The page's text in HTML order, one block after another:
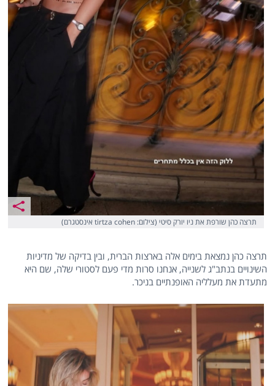
תרצה כהן שורפת את ניו יורק סיטי (צילום: tirtza cohen אינסטגרם)
תרצה כהן נמצאת בימים אלה בארצות הברית, ובין בדיקה של מדיניות
השינויים בנתב"ג לשנייה, אנחנו סרות מדי פעם לסטורי שלה, שם היא
מתעדת את מעלליה האופנתיים בניכר.